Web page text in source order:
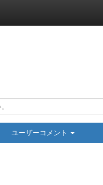
ユーザーコメント